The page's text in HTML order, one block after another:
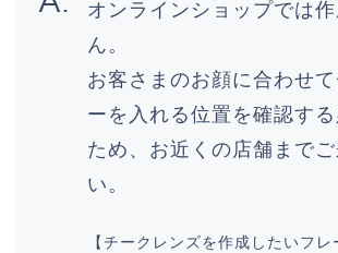
オンラインショップでは
ん。
お客さまのお顔に合わせ
ーを入れる位置を確認す
ため、お近くの店舗までご
い。
【チークレンズを作成したいフレ